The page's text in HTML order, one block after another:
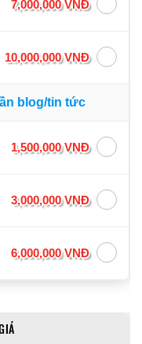
7,000,000 VNĐ
10,000,000 VNĐ
blog/tin tức
1,500,000 VNĐ
3,000,000 VNĐ
6,000,000 VNĐ